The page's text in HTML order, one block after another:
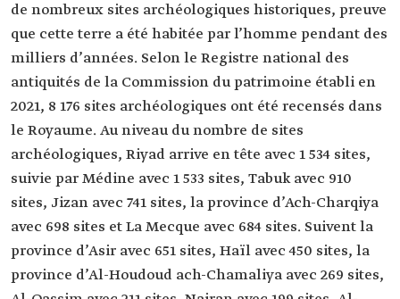
de nombreux sites archéologiques historiques, preuve
que cette terre a été habitée par l’homme pendant des
milliers d’années. Selon le Registre national des
antiquités de la Commission du patrimoine établi en
2021, 8 176 sites archéologiques ont été recensés dans
le Royaume. Au niveau du nombre de sites
archéologiques, Riyad arrive en tête avec 1 534 sites,
suivie par Médine avec 1 533 sites, Tabuk avec 910
sites, Jizan avec 741 sites, la province d’Ach-Charqiya
avec 698 sites et La Mecque avec 684 sites. Suivent la
province d’Asir avec 651 sites, Haïl avec 450 sites, la
province d’Al-Houdoud ach-Chamaliya avec 269 sites,